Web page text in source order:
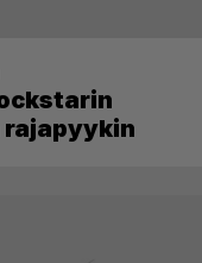
rajapyykin